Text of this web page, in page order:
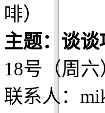
啡）
主题：谈
18号（周
联系人：